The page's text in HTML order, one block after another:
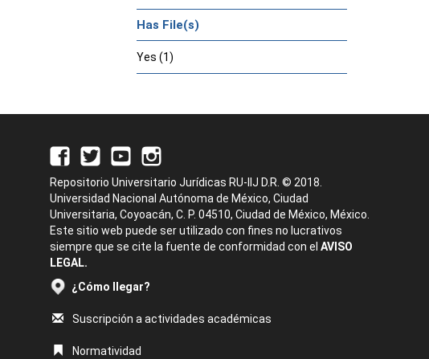
Has File(s)
Yes (1)
Repositorio Universitario Jurídicas RU-IIJ D.R. © 2018.
Universidad Nacional Autónoma de México, Ciudad
Universitaria, Coyoacán, C. P. 04510, Ciudad de México, México.
Este sitio web puede ser utilizado con fines no lucrativos
siempre que se cite la fuente de conformidad con el AVISO
LEGAL.
¿Cómo llegar?
Suscripción a actividades académicas
Normatividad